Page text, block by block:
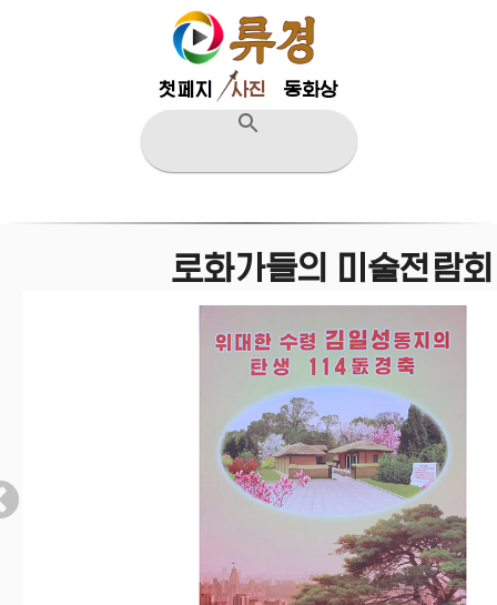
첫페지 사진 동화상
로화가들의 미술전람회